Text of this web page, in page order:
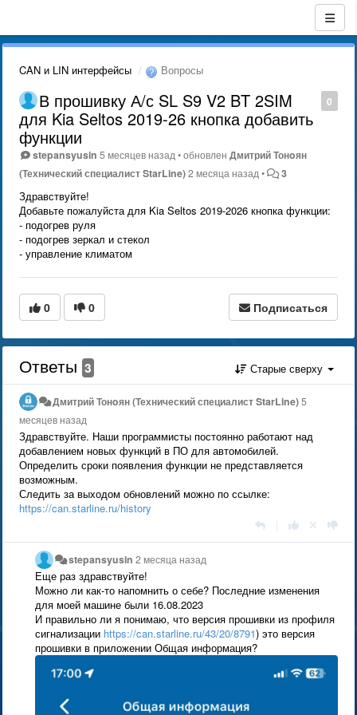
CAN и LIN интерфейсы Вопросы
0
В прошивку А/с SL S9 V2 BT 2SIM
для Kia Seltos 2019-26 кнопка добавить
функции
stepansyusin 5 месяцев назад •обновленДмитрий Тонoян
(Технический специалист StarLine)2 месяца назад • 3
Здравствуйте!
Добавьте пожалуйста для Kia Seltos 2019-2026 кнопка функции:
- подогрев руля
- подогрев зеркал и стекол
- управление климатом
0 0 Подписаться
Ответы 3 Старые сверху
Дмитрий Тонoян (Технический специалист StarLine)5
месяцев назад
Здравствуйте. Наши программисты постоянно работают над
добавлением новых функций в ПО для автомобилей.
Определить сроки появления функции не представляется
возможным.
Следить за выходом обновлений можно по ссылке:
https://can.starline.ru/history
stepansyusin 2 месяца назад
Еще раз здравствуйте!
Можно ли как-то напомнить о себе? Последние изменения
для моей машине были 16.08.2023
И правильно ли я понимаю, что версия прошивки из профиля
сигнализации https://can.starline.ru/43/20/8791) это версия
прошивки в приложении Общая информация?